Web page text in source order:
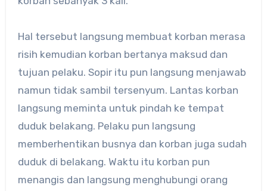
Hal tersebut langsung membuat korban merasa
risih kemudian korban bertanya maksud dan
tujuan pelaku. Sopir itu pun langsung menjawab
namun tidak sambil tersenyum. Lantas korban
langsung meminta untuk pindah ke tempat
duduk belakang. Pelaku pun langsung
memberhentikan busnya dan korban juga sudah
duduk di belakang. Waktu itu korban pun
menangis dan langsung menghubungi orang